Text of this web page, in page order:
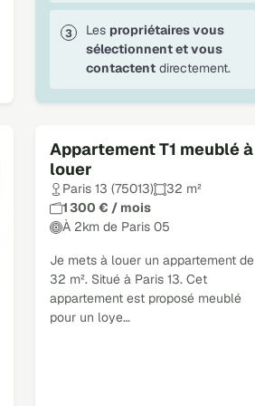
Appartement T1 meublé à
louer
Paris 13 (75013)
32 m²
1 300 € / mois
À 2km de Paris 05
Je mets à louer un appartement de
32 m². Situé à Paris 13. Cet
appartement est proposé meublé
pour un loye…
Les propriétaires vous
sélectionnent et vous
contactent directement.